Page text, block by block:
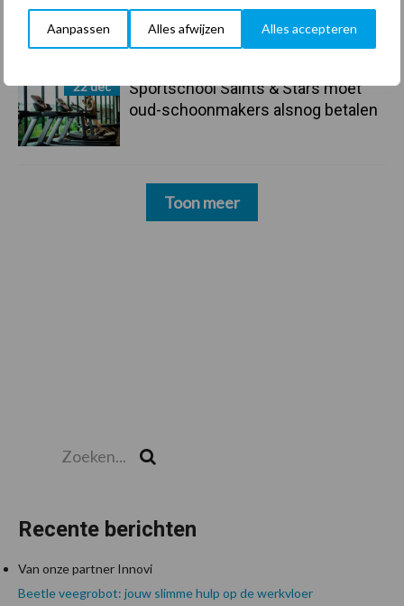
Aanpassen Alles afwijzen Alles accepteren
schoonmaakchaos
22 dec
Sportschool Saints & Stars moet
oud-schoonmakers alsnog betalen
Toon meer
Recente berichten
Van onze partner Innovi
Beetle veegrobot: jouw slimme hulp op de werkvloer